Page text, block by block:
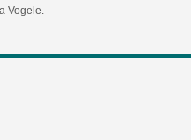
Vogele.